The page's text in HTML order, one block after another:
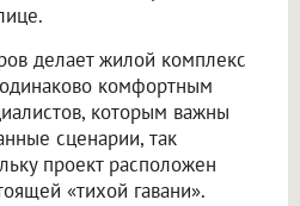
делает жилой комплекс
комфортным
которым важны
сценарии, так
проект расположен
«тихой гавани».